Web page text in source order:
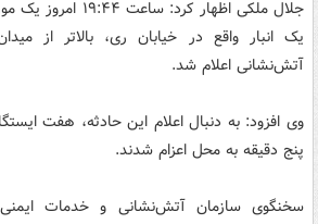
جلال ملکی اظهار
آتش‌نشانی اعلام شد.
وی افزود: به دنبال اعلام این حادثه، هفت
پنج دقیقه به محل اعزام شدند.
سخنگوی سازمان آتش‌نشانی و خدمات ایمنی